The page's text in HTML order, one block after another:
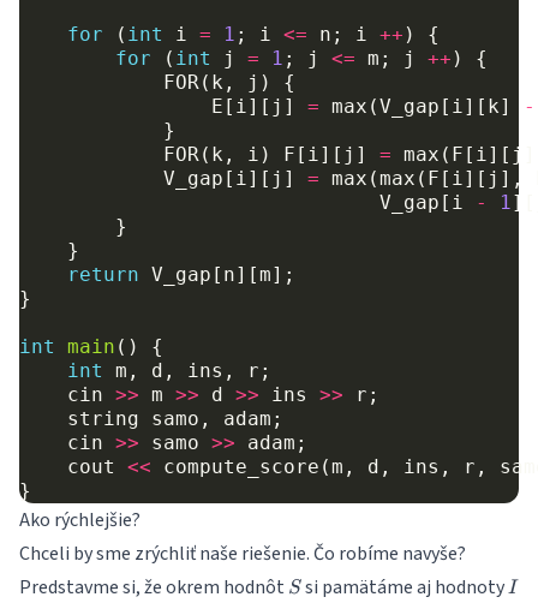
for ( int i = 1 ; i <= n ; i ++ )
{
for
( int j = 1 ; j <= m ; j ++ )
{
FOR( k , j )
{
E [ i][ j ] = max (V_gap [ i][ k]
-
}
FOR( k , i ) F [ i][ j ] = max ( F [ i][ j
V_gap [ i][ j ] = max (max ( F [ i][ j ],
V_gap [ i - 1][
}
}
return V_gap [ n][m];
}
int main ()
{
int
m , d , ins , r ;
cin >> m >> d >> ins >> r ;
string
samo , adam ;
cin >> samo >> adam ;
cout
<< compute_score (m , d , ins , r ,
}
Ako rýchlejšie?
Chceli by sme zrýchliť naše riešenie. Čo robíme navyše?
Predstavme si, že okrem hodnôt S
Ssi pamätáme aj hodnoty I
I